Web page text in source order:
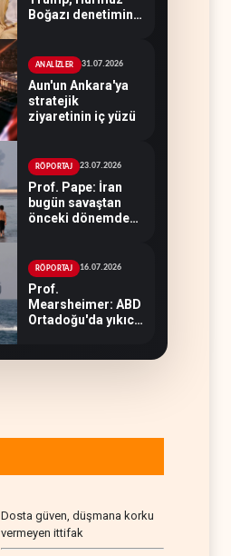
Boğazı denetimini
etti
ANALİZLER 31.07.2026
Aun'un Ankara'ya
stratejik
ziyaretinin iç yüzü
RÖPORTAJ 23.07.2026
Prof. Pape: İran
bugün savaştan
önceki dönemden
RÖPORTAJ 16.07.2026
Prof.
Mearsheimer: ABD
Ortadoğu'da yıkıcı
Dosta güven, düşmana korku
vermeyen ittifak